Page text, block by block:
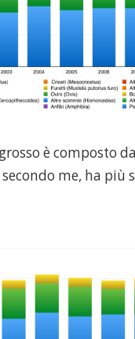
è composto
me, ha più